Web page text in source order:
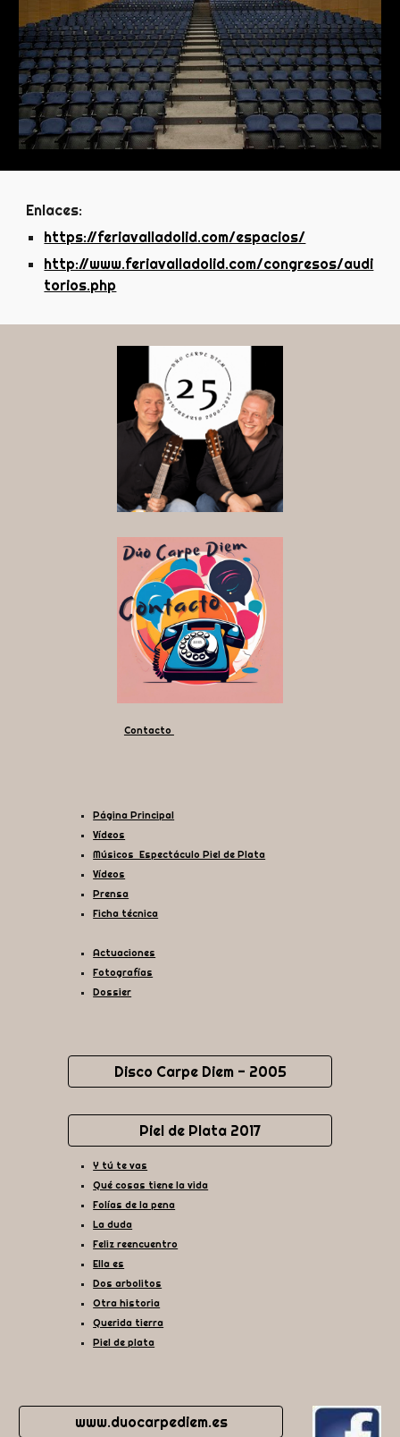
Enlaces:
https://feriavalladolid.com/espacios/
http://www.feriavalladolid.com/congresos/audi
torios.php
Contacto
Página Principal
Vídeos
Músicos Espectáculo Piel de Plata
Vídeos
Prensa
Ficha técnica
Actuaciones
Fotografías
Dossier
Disco Carpe Diem - 2005
Piel de Plata 2017
Y tú te vas
Qué cosas tiene la vida
Folías de la pena
La duda
Feliz reencuentro
Ella es
Dos arbolitos
Otra historia
Querida tierra
Piel de plata
www.duocarpediem.es